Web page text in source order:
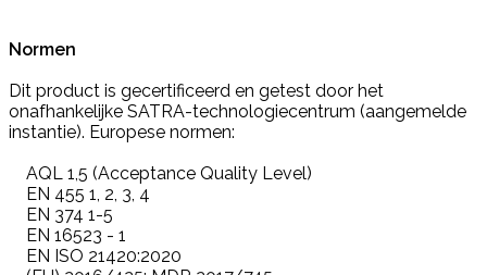
Normen
Dit product is gecertificeerd en getest door het
onafhankelijke SATRA-technologiecentrum (aangemelde
instantie). Europese normen:
AQL 1,5 (Acceptance Quality Level)
EN 455 1, 2, 3, 4
EN 374 1-5
EN 16523 - 1
EN ISO 21420:2020